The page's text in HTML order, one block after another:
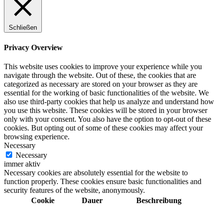
Schließen
Privacy Overview
This website uses cookies to improve your experience while you
navigate through the website. Out of these, the cookies that are
categorized as necessary are stored on your browser as they are
essential for the working of basic functionalities of the website. We
also use third-party cookies that help us analyze and understand how
you use this website. These cookies will be stored in your browser
only with your consent. You also have the option to opt-out of these
cookies. But opting out of some of these cookies may affect your
browsing experience.
Necessary
Necessary
immer aktiv
Necessary cookies are absolutely essential for the website to
function properly. These cookies ensure basic functionalities and
security features of the website, anonymously.
Cookie
Dauer Beschreibung